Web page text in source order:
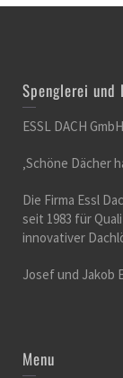
Spenglerei und
ESSL DACH GmbH
‚Schöne Dächer
Die Firma Essl
seit 1983 für
innovativer
Josef und Jakob
Menu